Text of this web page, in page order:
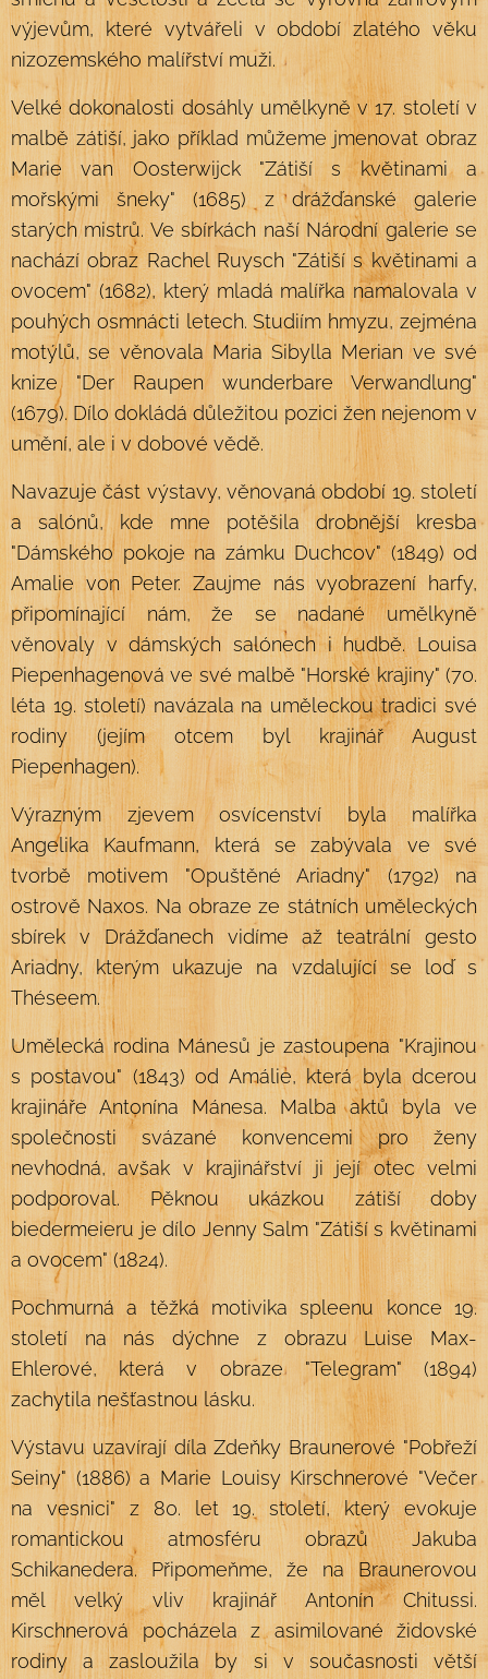
výjevům, které vytvářeli v období zlatého věku
nizozemského malířství muži.
Velké dokonalosti dosáhly umělkyně v 17. století v
malbě zátiší, jako příklad můžeme jmenovat obraz
Marie van Oosterwijck "Zátiší s květinami a
mořskými šneky" (1685) z drážďanské galerie
starých mistrů. Ve sbírkách naší Národní galerie se
nachází obraz Rachel Ruysch "Zátiší s květinami a
ovocem" (1682), který mladá malířka namalovala v
pouhých osmnácti letech. Studiím hmyzu, zejména
motýlů, se věnovala Maria Sibylla Merian ve své
knize "Der Raupen wunderbare Verwandlung"
(1679). Dílo dokládá důležitou pozici žen nejenom v
umění, ale i v dobové vědě.
Navazuje část výstavy, věnovaná období 19. století
a salónů, kde mne potěšila drobnější kresba
"Dámského pokoje na zámku Duchcov" (1849) od
Amalie von Peter. Zaujme nás vyobrazení harfy,
připomínající nám, že se nadané umělkyně
věnovaly v dámských salónech i hudbě. Louisa
Piepenhagenová ve své malbě "Horské krajiny" (70.
léta 19. století) navázala na uměleckou tradici své
rodiny (jejím otcem byl krajinář August
Piepenhagen).
Výrazným zjevem osvícenství byla malířka
Angelika Kaufmann, která se zabývala ve své
tvorbě motivem "Opuštěné Ariadny" (1792) na
ostrově Naxos. Na obraze ze státních uměleckých
sbírek v Drážďanech vidíme až teatrální gesto
Ariadny, kterým ukazuje na vzdalující se loď s
Théseem.
Umělecká rodina Mánesů je zastoupena "Krajinou
s postavou" (1843) od Amálie, která byla dcerou
krajináře Antonína Mánesa. Malba aktů byla ve
společnosti svázané konvencemi pro ženy
nevhodná, avšak v krajinářství ji její otec velmi
podporoval. Pěknou ukázkou zátiší doby
biedermeieru je dílo Jenny Salm "Zátiší s květinami
a ovocem" (1824).
Pochmurná a těžká motivika spleenu konce 19.
století na nás dýchne z obrazu Luise Max-
Ehlerové, která v obraze "Telegram" (1894)
zachytila nešťastnou lásku.
Výstavu uzavírají díla Zdeňky Braunerové "Pobřeží
Seiny" (1886) a Marie Louisy Kirschnerové "Večer
na vesnici" z 80. let 19. století, který evokuje
romantickou atmosféru obrazů Jakuba
Schikanedera. Připomeňme, že na Braunerovou
měl velký vliv krajinář Antonín Chitussi.
Kirschnerová pocházela z asimilované židovské
rodiny a zasloužila by si v současnosti větší